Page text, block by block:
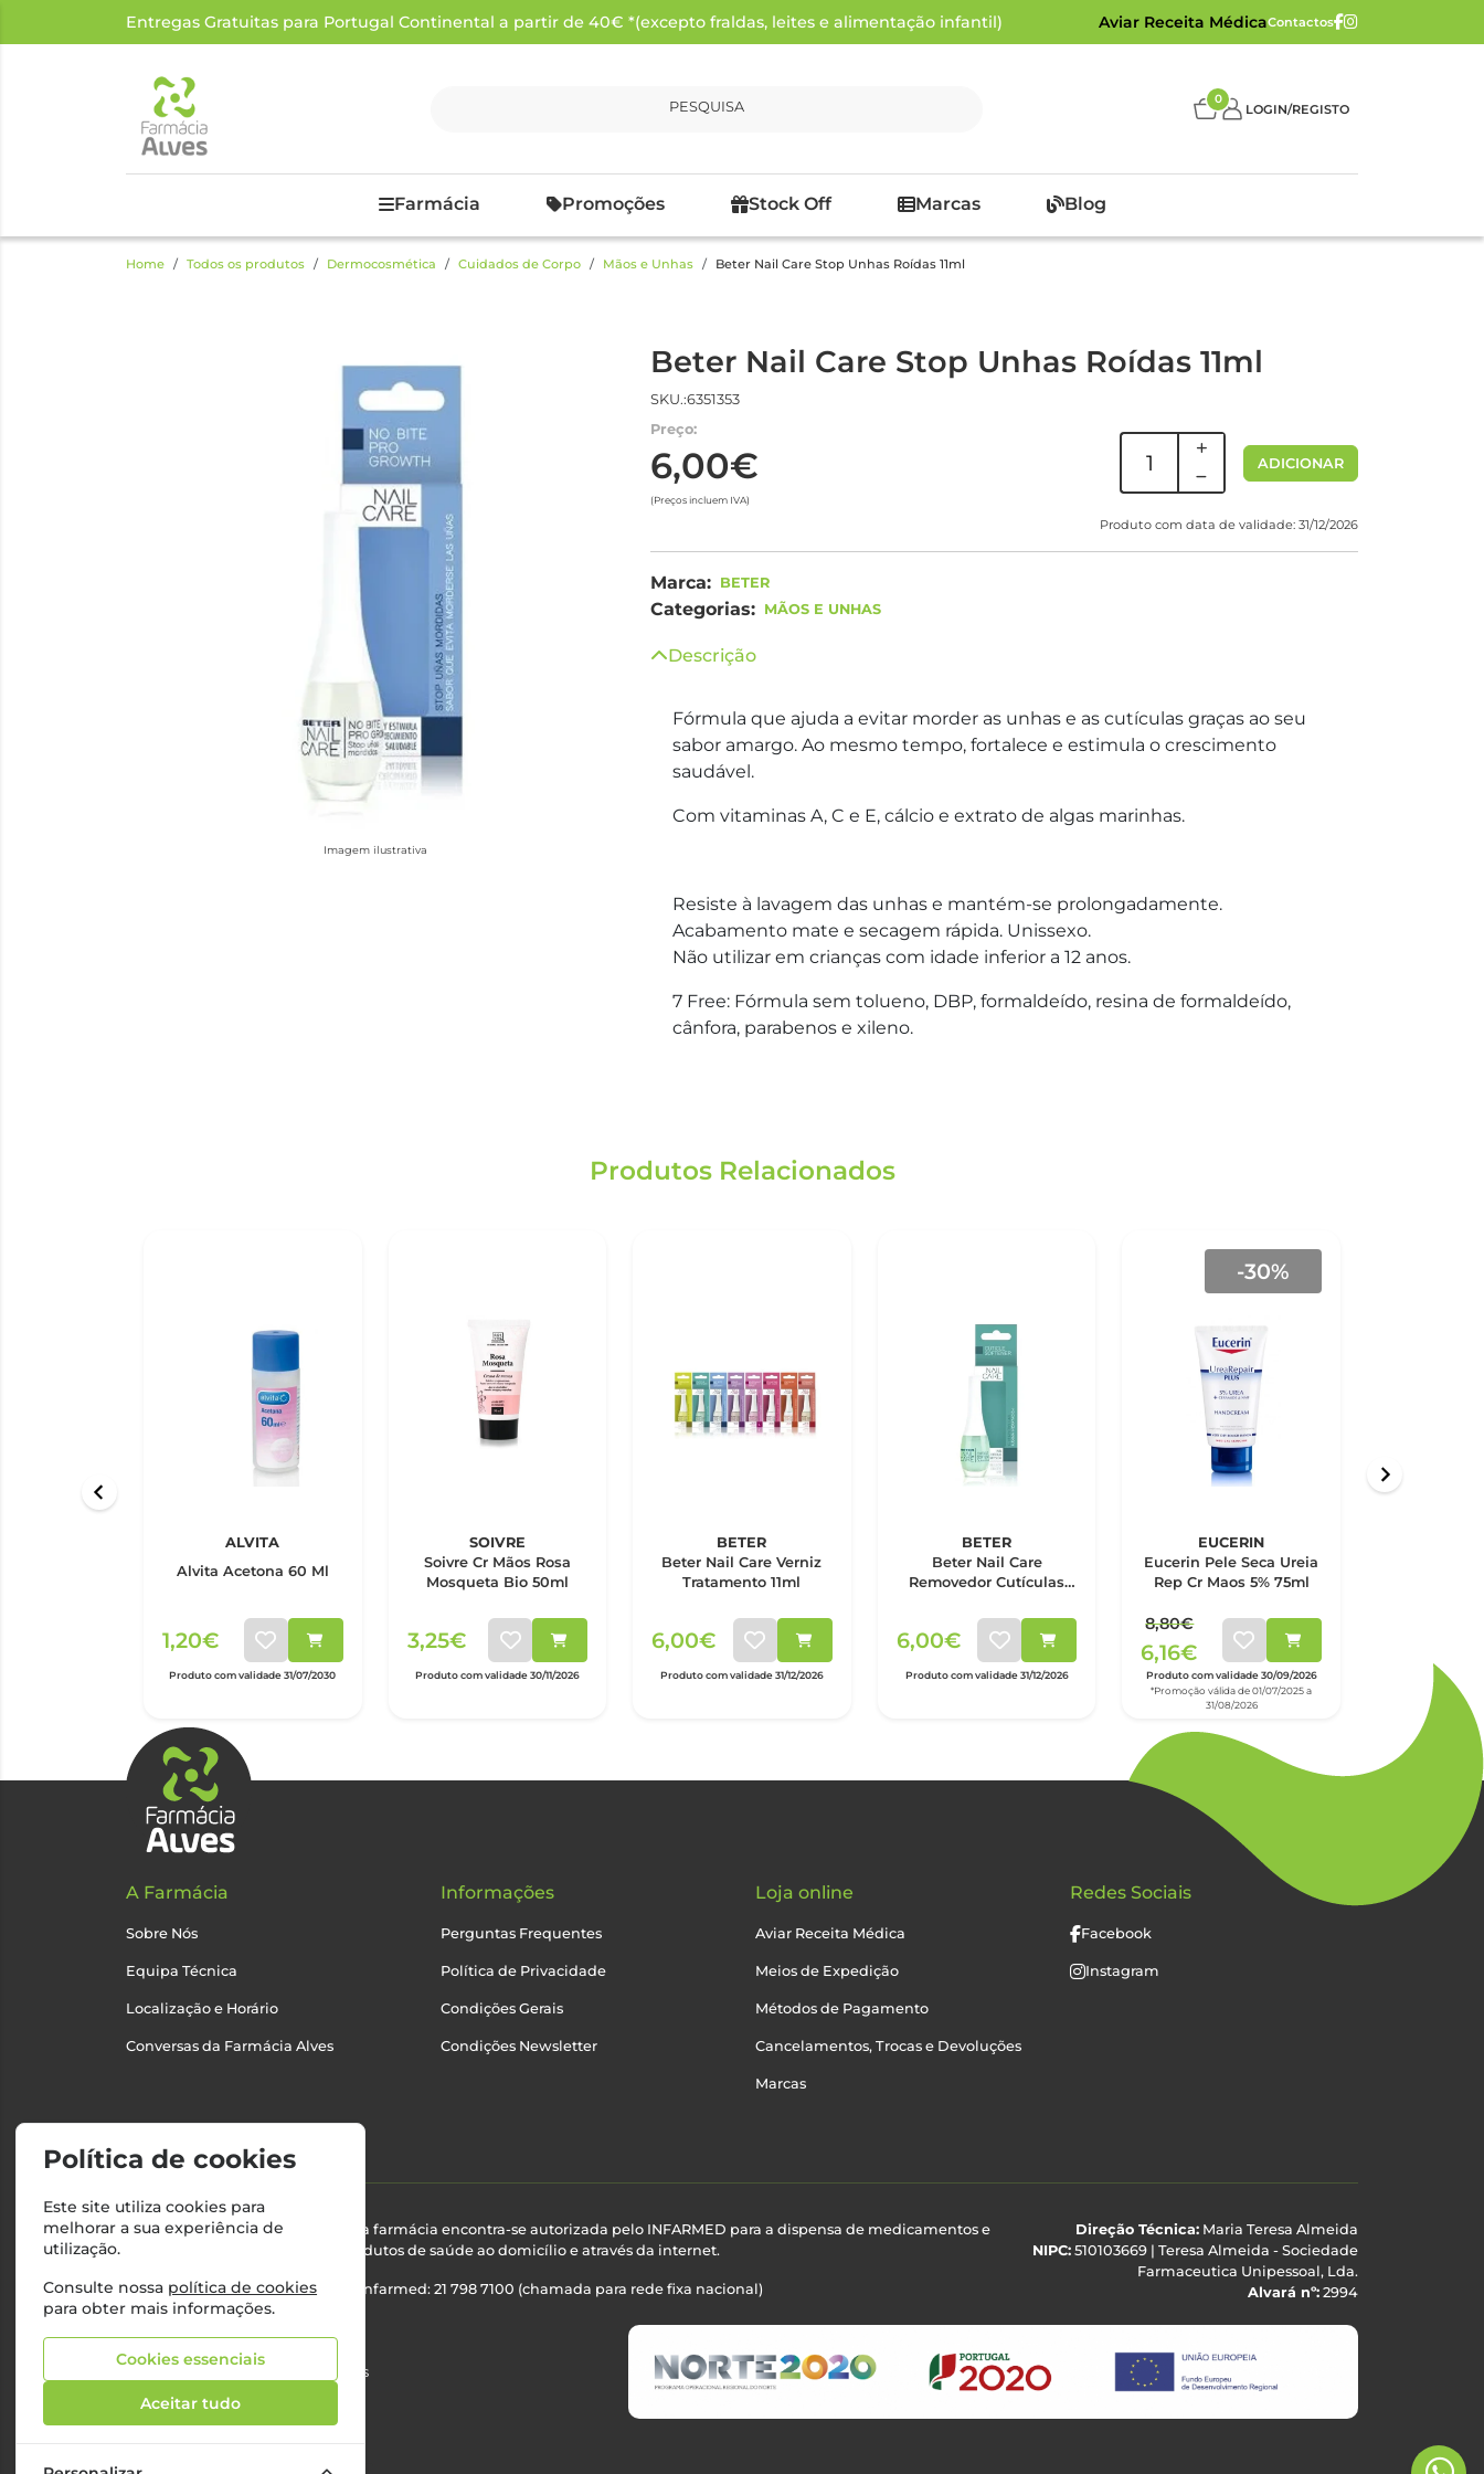
Entregas Gratuitas para Portugal Continental a partir de 40€ *(excepto fraldas, leites e alimentação infantil) Aviar Receita MédicaContactos
PESQUISA 0
LOGIN/REGISTO
Farmácia Promoções Stock Off Marcas Blog
Home Todos os produtos Dermocosmética Cuidados de Corpo Mãos e Unhas Beter Nail Care Stop Unhas Roídas 11ml
Imagem ilustrativa
Beter Nail Care Stop Unhas Roídas 11ml
SKU.:6351353
Preço:
6,00€
(Preços incluem IVA)
ADICIONAR
Produto com data de validade: 31/12/2026
Marca: BETER
Categorias: MÃOS E UNHAS
Descrição
Fórmula que ajuda a evitar morder as unhas e as cutículas graças ao seu
sabor amargo. Ao mesmo tempo, fortalece e estimula o crescimento
saudável.
Com vitaminas A, C e E, cálcio e extrato de algas marinhas.
Resiste à lavagem das unhas e mantém-se prolongadamente.
Acabamento mate e secagem rápida. Unissexo.
Não utilizar em crianças com idade inferior a 12 anos.
7 Free: Fórmula sem tolueno, DBP, formaldeído, resina de formaldeído,
cânfora, parabenos e xileno.
Produtos Relacionados
ALVITA
Alvita Acetona 60 Ml
1,20€
Produto com validade 31/07/2030
SOIVRE
Soivre Cr Mãos Rosa
Mosqueta Bio 50ml
3,25€
Produto com validade 30/11/2026
BETER
Beter Nail Care Verniz
Tratamento 11ml
6,00€
Produto com validade 31/12/2026
BETER
Beter Nail Care
Removedor Cutículas
6,00€
Produto com validade 31/12/2026
-30%
*Promoção válida de 01/07/2025 a
31/08/2026
EUCERIN
Eucerin Pele Seca Ureia
Rep Cr Maos 5% 75ml
8,80€
6,16€
Produto com validade 30/09/2026 Produto com
A Farmácia
Sobre Nós
Equipa Técnica
Localização e Horário
Conversas da Farmácia Alves
Informações
Perguntas Frequentes
Política de Privacidade
Condições Gerais
Condições Newsletter
Loja online
Aviar Receita Médica
Meios de Expedição
Métodos de Pagamento
Cancelamentos, Trocas e Devoluções
Marcas
Redes Sociais
Facebook
Instagram
Esta farmácia encontra-se autorizada pelo INFARMED para a dispensa de medicamentos e
produtos de saúde ao domicílio e através da internet.
Nº Infarmed: 21 798 7100 (chamada para rede fixa nacional)
Direção Técnica: Maria Teresa Almeida
NIPC: 510103669 | Teresa Almeida - Sociedade
Farmaceutica Unipessoal, Lda.
Alvará nº: 2994
©2026 Todos os direitos reservados
Política de cookies
Este site utiliza cookies para
melhorar a sua experiência de
utilização.
Consulte nossa política de cookies
para obter mais informações.
Cookies essenciais
Aceitar tudo